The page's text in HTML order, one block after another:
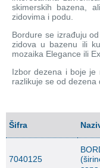
skimerskih bazena,
zidovima i podu.
Bordure se izrađuju
zidova u bazenu ili
mozaika Elegance ili
Izbor dezena i boje je
razlikuje se od dezena
Šifra
7040125